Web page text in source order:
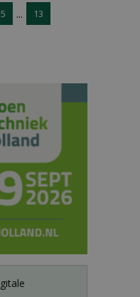
5 ... 13